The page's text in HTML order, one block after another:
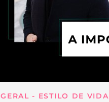
GERAL - ESTILO DE VIDA